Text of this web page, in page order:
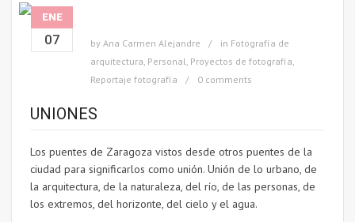
ENE
07 by Ana Carmen Alejandre in Fotografía de
arquitectura, Personal, Proyectos de fotografía,
Reportaje fotografía
0 comments
UNIONES
Los puentes de Zaragoza vistos desde otros puentes de la
ciudad para significarlos como unión. Unión de lo urbano, de
la arquitectura, de la naturaleza, del río, de las personas, de
los extremos, del horizonte, del cielo y el agua.